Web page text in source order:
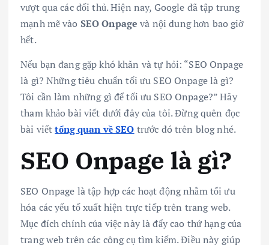
vượt qua các đối thủ. Hiện nay, Google đã tập trung
mạnh mẽ vào SEO Onpage và nội dung hơn bao giờ
hết.
Nếu bạn đang gặp khó khăn và tự hỏi: “SEO Onpage
là gì? Những tiêu chuẩn tối ưu SEO Onpage là gì?
Tôi cần làm những gì để tối ưu SEO Onpage?” Hãy
tham khảo bài viết dưới đây của tôi. Đừng quên đọc
bài viếttổng quan về SEO trước đó trên blog nhé.
SEO Onpage là gì?
SEO Onpage là tập hợp các hoạt động nhằm tối ưu
hóa các yếu tố xuất hiện trực tiếp trên trang web.
Mục đích chính của việc này là đẩy cao thứ hạng của
trang web trên các công cụ tìm kiếm. Điều này giúp